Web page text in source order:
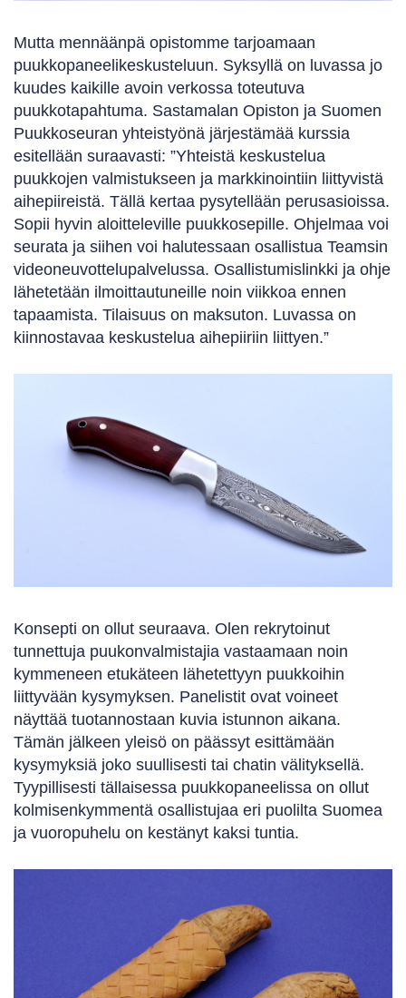
Mutta mennäänpä opistomme tarjoamaan
puukkopaneelikeskusteluun. Syksyllä on luvassa jo
kuudes kaikille avoin verkossa toteutuva
puukkotapahtuma. Sastamalan Opiston ja Suomen
Puukkoseuran yhteistyönä järjestämää kurssia
esitellään suraavasti: ”Yhteistä keskustelua
puukkojen valmistukseen ja markkinointiin liittyvistä
aihepiireistä. Tällä kertaa pysytellään perusasioissa.
Sopii hyvin aloitteleville puukkosepille. Ohjelmaa voi
seurata ja siihen voi halutessaan osallistua Teamsin
videoneuvottelupalvelussa. Osallistumislinkki ja ohje
lähetetään ilmoittautuneille noin viikkoa ennen
tapaamista. Tilaisuus on maksuton. Luvassa on
kiinnostavaa keskustelua aihepiiriin liittyen.”
Konsepti on ollut seuraava. Olen rekrytoinut
tunnettuja puukonvalmistajia vastaamaan noin
kymmeneen etukäteen lähetettyyn puukkoihin
liittyvään kysymyksen. Panelistit ovat voineet
näyttää tuotannostaan kuvia istunnon aikana.
Tämän jälkeen yleisö on päässyt esittämään
kysymyksiä joko suullisesti tai chatin välityksellä.
Tyypillisesti tällaisessa puukkopaneelissa on ollut
kolmisenkymmentä osallistujaa eri puolilta Suomea
ja vuoropuhelu on kestänyt kaksi tuntia.